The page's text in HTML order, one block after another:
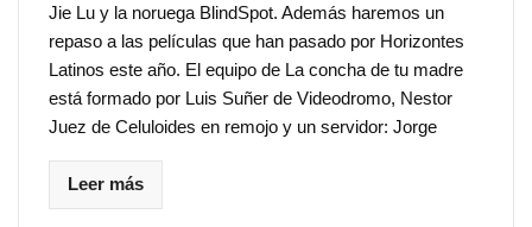
Jie Lu y la noruega BlindSpot. Además haremos un
repaso a las películas que han pasado por Horizontes
Latinos este año. El equipo de La concha de tu madre
está formado por Luis Suñer de Videodromo, Nestor
Juez de Celuloides en remojo y un servidor: Jorge
Leer más